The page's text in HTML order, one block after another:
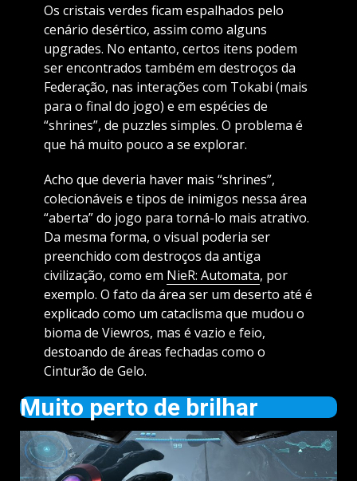
Os cristais verdes ficam espalhados pelo
cenário desértico, assim como alguns
upgrades. No entanto, certos itens podem
ser encontrados também em destroços da
Federação, nas interações com Tokabi (mais
para o final do jogo) e em espécies de
“shrines”, de puzzles simples. O problema é
que há muito pouco a se explorar.
Acho que deveria haver mais “shrines”,
colecionáveis e tipos de inimigos nessa área
“aberta” do jogo para torná-lo mais atrativo.
Da mesma forma, o visual poderia ser
preenchido com destroços da antiga
civilização, como em NieR: Automata, por
exemplo. O fato da área ser um deserto até é
explicado como um cataclisma que mudou o
bioma de Viewros, mas é vazio e feio,
destoando de áreas fechadas como o
Cinturão de Gelo.
Muito perto de brilhar